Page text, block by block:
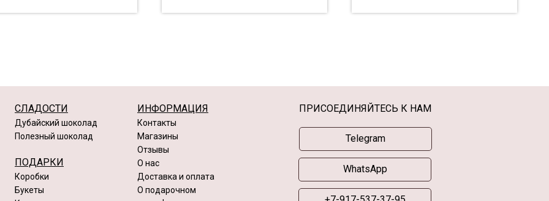
СЛАДОСТИ
Дубайский шоколад
Полезный шоколад
ПОДАРКИ
Коробки
Букеты
ИНФОРМАЦИЯ
Контакты
Магазины
Отзывы
О нас
Доставка и оплата
ПРИСОЕДИНЯЙТЕСЬ К НАМ
Telegram
О подарочном
WhatsApp